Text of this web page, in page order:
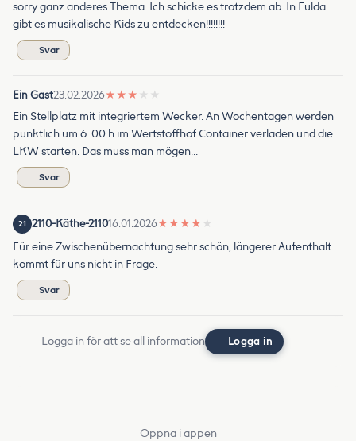
sorry ganz anderes Thema. Ich schicke es trotzdem ab. In Fulda
gibt es musikalische Kids zu entdecken!!!!!!!!
Svar
Ein Gast23.02.2026★ ★ ★ ★ ★
Ein Stellplatz mit integriertem Wecker. An Wochentagen werden
pünktlich um 6. 00 h im Wertstoffhof Container verladen und die
LKW starten. Das muss man mögen…
Svar
21 2110-Käthe-211016.01.2026★ ★ ★ ★ ★
Für eine Zwischenübernachtung sehr schön, längerer Aufenthalt
kommt für uns nicht in Frage.
Svar
Logga in för att se all information Logga in
Öppna i appen